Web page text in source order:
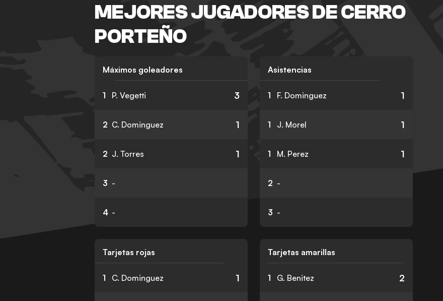
MEJORES JUGADORES DE CERRO
PORTEÑO
Máximos goleadores
1 P. Vegetti 3
2 C. Dominguez 1
2 J. Torres 1
3 -
4 -
Asistencias
1 F. Dominguez 1
1 J. Morel 1
1 M. Perez 1
2 -
3 -
Tarjetas rojas
1 C. Dominguez 1
Tarjetas amarillas
1 G. Benitez 2